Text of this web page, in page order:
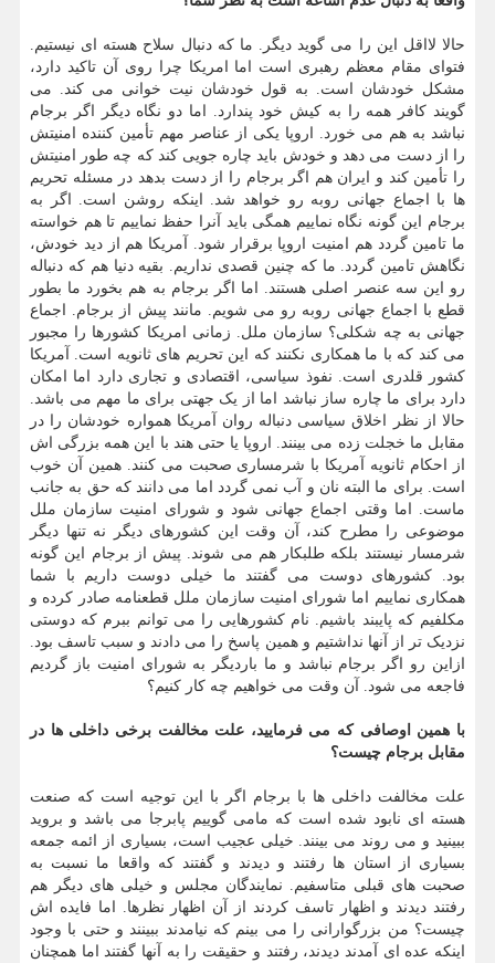
حالا لااقل این را می گوید دیگر. ما که دنبال سلاح هسته ای نیستیم.
فتوای مقام معظم رهبری است اما امریکا چرا روی آن تاکید دارد،
مشکل خودشان است. به قول خودشان نیت خوانی می کند. می
گویند کافر همه را به کیش خود پندارد. اما دو نگاه دیگر اگر برجام
نباشد به هم می خورد. اروپا یکی از عناصر مهم تأمین کننده امنیتش
را از دست می دهد و خودش باید چاره جویی کند که چه طور امنیتش
را تأمین کند و ایران هم اگر برجام را از دست بدهد در مسئله تحریم
ها با اجماع جهانی روبه رو خواهد شد. اینکه روشن است. اگر به
برجام این گونه نگاه نماییم همگی باید آنرا حفظ نماییم تا هم خواسته
ما تامین گردد هم امنیت اروپا برقرار شود. آمریکا هم از دید خودش،
نگاهش تامین گردد. ما که چنین قصدی نداریم. بقیه دنیا هم که دنباله
رو این سه عنصر اصلی هستند. اما اگر برجام به هم بخورد ما بطور
قطع با اجماع جهانی روبه رو می شویم. مانند پیش از برجام. اجماع
جهانی به چه شکلی؟ سازمان ملل. زمانی امریکا کشورها را مجبور
می کند که با ما همکاری نکنند که این تحریم های ثانویه است. آمریکا
کشور قلدری است. نفوذ سیاسی، اقتصادی و تجاری دارد اما امکان
دارد برای ما چاره ساز نباشد اما از یک جهتی برای ما مهم می باشد.
حالا از نظر اخلاق سیاسی دنباله روان آمریکا همواره خودشان را در
مقابل ما خجلت زده می بینند. اروپا یا حتی هند با این همه بزرگی اش
از احکام ثانویه آمریکا با شرمساری صحبت می کنند. همین آن خوب
است. برای ما البته نان و آب نمی گردد اما می دانند که حق به جانب
ماست. اما وقتی اجماع جهانی شود و شورای امنیت سازمان ملل
موضوعی را مطرح کند، آن وقت این کشورهای دیگر نه تنها دیگر
شرمسار نیستند بلکه طلبکار هم می شوند. پیش از برجام این گونه
بود. کشورهای دوست می گفتند ما خیلی دوست داریم با شما
همکاری نماییم اما شورای امنیت سازمان ملل قطعنامه صادر کرده و
مکلفیم که پایبند باشیم. نام کشورهایی را می توانم ببرم که دوستی
نزدیک تر از آنها نداشتیم و همین پاسخ را می دادند و سبب تاسف بود.
ازاین رو اگر برجام نباشد و ما باردیگر به شورای امنیت باز گردیم
فاجعه می شود. آن وقت می خواهیم چه کار کنیم؟
با همین اوصافی که می فرمایید، علت مخالفت برخی داخلی ها در
مقابل برجام چیست؟
علت مخالفت داخلی ها با برجام اگر با این توجیه است که صنعت
هسته ای نابود شده است که مامی گوییم پابرجا می باشد و بروید
ببینید و می روند می بینند. خیلی عجیب است، بسیاری از ائمه جمعه
بسیاری از استان ها رفتند و دیدند و گفتند که واقعا ما نسبت به
صحبت های قبلی متاسفیم. نمایندگان مجلس و خیلی های دیگر هم
رفتند دیدند و اظهار تاسف کردند از آن اظهار نظرها. اما فایده اش
چیست؟ من بزرگوارانی را می بینم که نیامدند ببینند و حتی با وجود
اینکه عده ای آمدند دیدند، رفتند و حقیقت را به آنها گفتند اما همچنان